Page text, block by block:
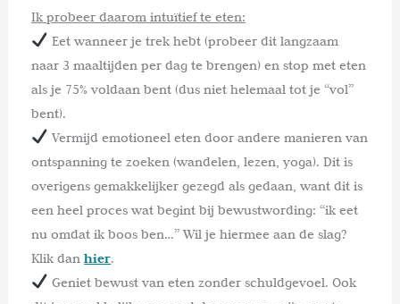
Ik probeer daarom intuïtief te eten:
Eet wanneer je trek hebt (probeer dit langzaam
naar 3 maaltijden per dag te brengen) en stop met eten
als je 75% voldaan bent (dus niet helemaal tot je “vol”
bent).
Vermijd emotioneel eten door andere manieren van
ontspanning te zoeken (wandelen, lezen, yoga). Dit is
overigens gemakkelijker gezegd als gedaan, want dit is
een heel proces wat begint bij bewustwording: “ik eet
nu omdat ik boos ben…” Wil je hiermee aan de slag?
Klik danhier.
Geniet bewust van eten zonder schuldgevoel. Ook